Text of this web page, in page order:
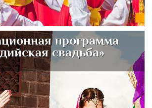
программа
свадьба»